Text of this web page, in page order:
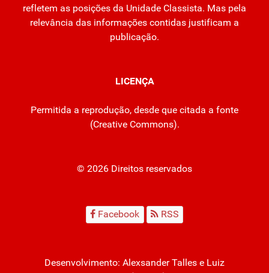
refletem as posições da Unidade Classista. Mas pela
relevância das informações contidas justificam a
publicação.
LICENÇA
Permitida a reprodução, desde que citada a fonte
(Creative Commons).
© 2026 Direitos reservados
Facebook RSS
Desenvolvimento: Alexsander Talles e Luiz